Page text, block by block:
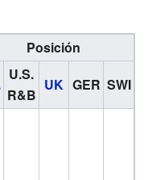
Posición
U.S.
R&B
UK GER SWI